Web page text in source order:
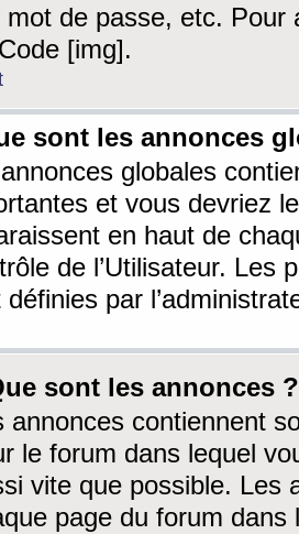
mot de passe, etc. Pour
[img].
sont les annonces
globales
et vous devriez
en haut de
de l’Utilisateur. Les
définies par
sont les annonces ?
annonces contiennent
le forum dans lequel
vite que possible. Les
page du forum dans